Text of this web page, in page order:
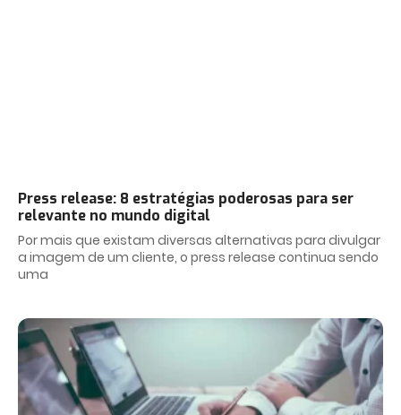
Press release: 8 estratégias poderosas para ser
relevante no mundo digital
Por mais que existam diversas alternativas para divulgar
a imagem de um cliente, o press release continua sendo
uma